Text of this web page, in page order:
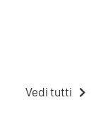
Vedi tutti